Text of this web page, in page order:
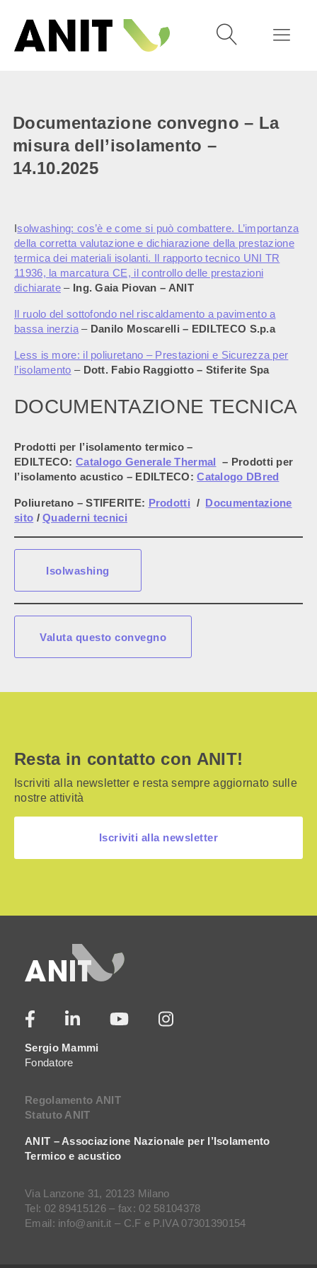
Documentazione convegno – La
misura dell’isolamento –
14.10.2025
Isolwashing: cos’è e come si può combattere. L’importanza
della corretta valutazione e dichiarazione della prestazione
termica dei materiali isolanti. Il rapporto tecnico UNI TR
11936, la marcatura CE, il controllo delle prestazioni
dichiarate – Ing. Gaia Piovan – ANIT
Il ruolo del sottofondo nel riscaldamento a pavimento a
bassa inerzia– Danilo Moscarelli – EDILTECO S.p.a
Less is more: il poliuretano – Prestazioni e Sicurezza per
l’isolamento – Dott. Fabio Raggiotto – Stiferite Spa
DOCUMENTAZIONE TECNICA
Prodotti per l’isolamento termico –
EDILTECO:Catalogo Generale Thermal – Prodotti per
l’isolamento acustico – EDILTECO:Catalogo DBred
Poliuretano – STIFERITE: Prodotti / Documentazione
sito /Quaderni tecnici
Isolwashing
Valuta questo convegno
Resta in contatto con ANIT!
Iscriviti alla newsletter e resta sempre aggiornato sulle
nostre attività
Iscriviti alla newsletter
Sergio Mammi
Fondatore
Regolamento ANIT
Statuto ANIT
ANIT – Associazione Nazionale per l’Isolamento
Termico e acustico
Via Lanzone 31, 20123 Milano
Tel: 02 89415126 – fax: 02 58104378
Email: info@anit.it – C.F e P.IVA 07301390154